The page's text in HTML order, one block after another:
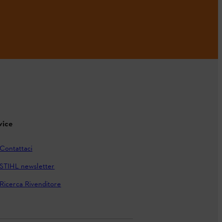
Contattaci
STIHL newsletter
Ricerca Rivenditore